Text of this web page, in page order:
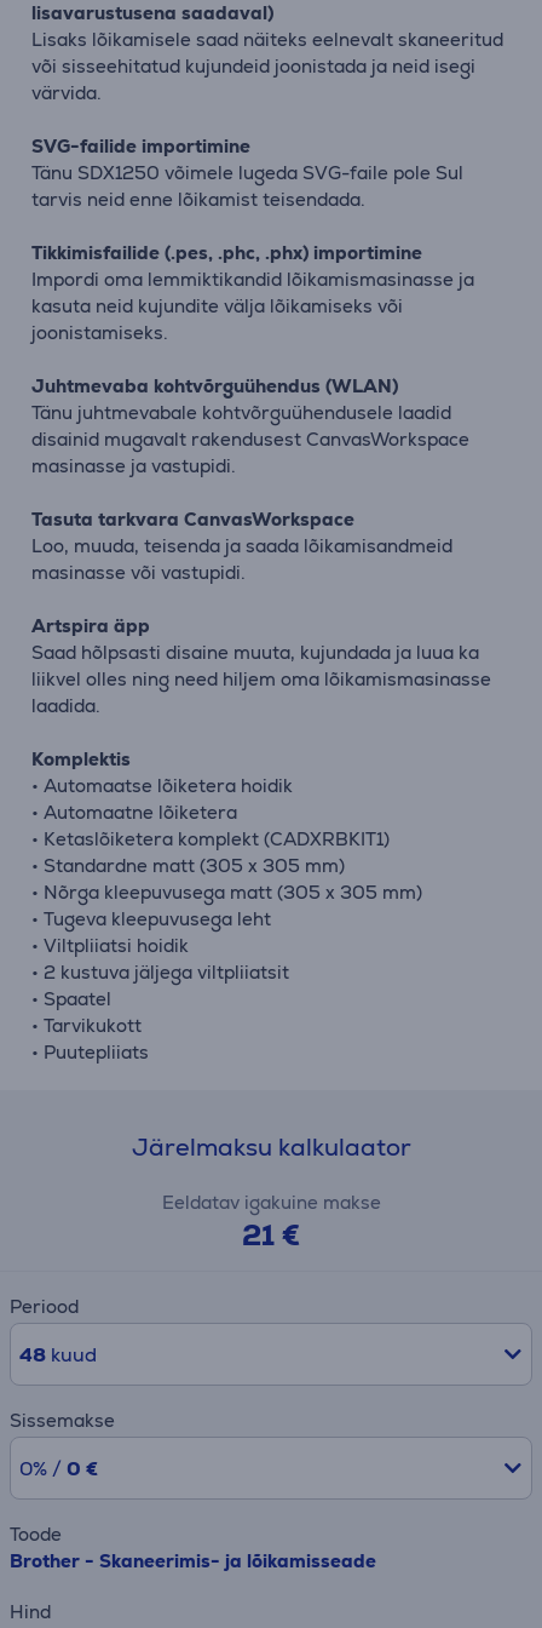
lisavarustusena saadaval)
Lisaks lõikamisele saad näiteks eelnevalt skaneeritud
või sisseehitatud kujundeid joonistada ja neid isegi
värvida.
SVG-failide importimine
Tänu SDX1250 võimele lugeda SVG-faile pole Sul
tarvis neid enne lõikamist teisendada.
Tikkimisfailide (.pes, .phc, .phx) importimine
Impordi oma lemmiktikandid lõikamismasinasse ja
kasuta neid kujundite välja lõikamiseks või
joonistamiseks.
Juhtmevaba kohtvõrguühendus (WLAN)
Tänu juhtmevabale kohtvõrguühendusele laadid
disainid mugavalt rakendusest CanvasWorkspace
masinasse ja vastupidi.
Tasuta tarkvara CanvasWorkspace
Loo, muuda, teisenda ja saada lõikamisandmeid
masinasse või vastupidi.
Artspira äpp
Saad hõlpsasti disaine muuta, kujundada ja luua ka
liikvel olles ning need hiljem oma lõikamismasinasse
laadida.
Komplektis
• Automaatse lõiketera hoidik
• Automaatne lõiketera
• Ketaslõiketera komplekt (CADXRBKIT1)
• Standardne matt (305 x 305 mm)
• Nõrga kleepuvusega matt (305 x 305 mm)
• Tugeva kleepuvusega leht
• Viltpliiatsi hoidik
• 2 kustuva jäljega viltpliiatsit
• Spaatel
• Tarvikukott
• Puutepliiats
Järelmaksu kalkulaator
Eeldatav igakuine makse
21 €
Periood
48kuud
Sissemakse
0% / 0 €
Toode
Brother - Skaneerimis- ja lõikamisseade
Hind